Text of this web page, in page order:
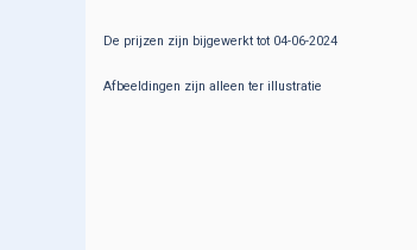
De prijzen zijn bijgewerkt tot 04-06-2024
Afbeeldingen zijn alleen ter illustratie